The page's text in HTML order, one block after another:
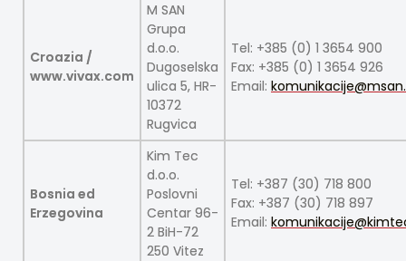
Croazia /
www.vivax.com
M SAN
Grupa
d.o.o.
Dugoselska
ulica 5, HR-
10372
Rugvica
Tel: +385 (0) 1 3654 900
Fax: +385 (0) 1 3654 926
Email:
Bosnia ed
Erzegovina
Kim Tec
d.o.o.
Poslovni
Centar 96-
2 BiH-72
250 Vitez
Tel: +387 (30) 718 800
Fax: +387 (30) 718 897
Email: